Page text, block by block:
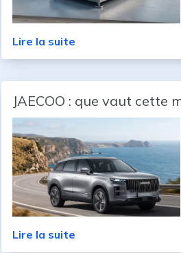
Lire la suite
JAECOO : que vaut cette
Lire la suite